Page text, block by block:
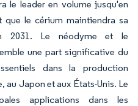
le leader en volume jusqu'en
que le cérium maintiendra sa
2031. Le néodyme et le
une part significative du
dans la production
au Japon et aux États-Unis. Le
applications dans les